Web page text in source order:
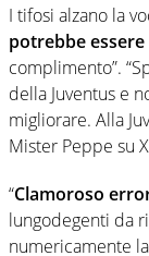
I tifosi alzano la
potrebbe
complimento”.
della Juventus e
migliorare. Alla
Mister Peppe su
“Clamoroso
lungodegenti da
numericamente